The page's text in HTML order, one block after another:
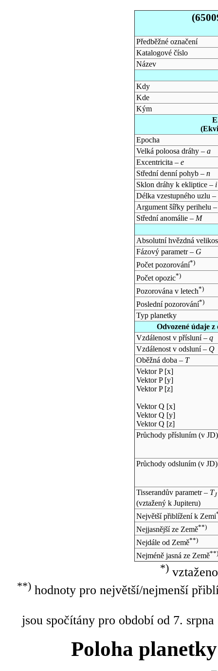
Předběžné označení
Katalogové číslo
Název
Kdy
Kde
Kým
Epocha
Velká poloosa dráhy – a
Excentricita – e
Střední denní pohyb – n
Sklon dráhy k ekliptice – i
Délka vzestupného uzlu –
Argument šířky perihelu
Střední anomálie – M
Absolutní hvězdná
Fázový parametr – G
Počet pozorování*)
Počet opozic*)
Pozorována v letech*)
Poslední pozorování*)
Typ planetky
Odvozené údaje
Vzdálenost v přísluní – q
Vzdálenost v odsluní – Q
Oběžná doba – T
Vektor P [x]
Vektor P [y]
Vektor P [z]
Vektor Q [x]
Vektor Q [y]
Vektor Q [z]
Průchody přísluním (v JD)
Průchody odsluním (v JD)
Tisserandův parametr – TJ
(vztažený k Jupiteru)
Největší přiblížení k Zemi
Nejjasnější ze Země**)
Nejdále od Země**)
Nejméně jasná ze Země**)
*)
**)hodnoty pro největší/nejmenší
jsou spočítány pro období od 7.
Poloha